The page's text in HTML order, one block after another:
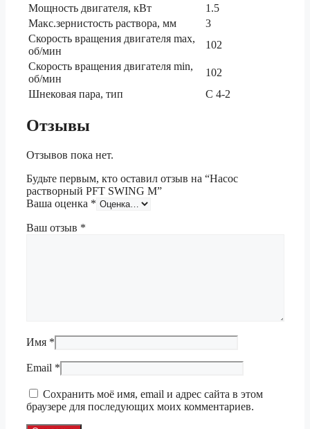
Мощность двигателя, кВт
1.5
Макс.зернистость раствора, мм
3
Скорость вращения двигателя max,
об/мин
102
Скорость вращения двигателя min,
об/мин
102
Шнековая пара, тип
C 4-2
Отзывы
Отзывов пока нет.
Будьте первым, кто оставил отзыв на “Насос
растворный PFT SWING M”
Ваша оценка *
Ваш отзыв *
Имя *
Email *
Сохранить моё имя, email и адрес сайта в этом
браузере для последующих моих комментариев.